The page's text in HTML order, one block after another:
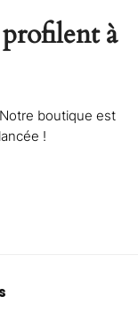
profilent à
boutique est
!